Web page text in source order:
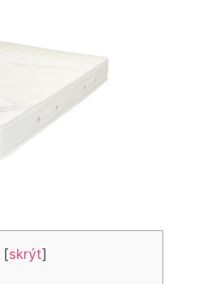
[skrýt]